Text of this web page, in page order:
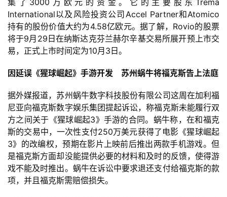
游
茶
原
创
戏
业
界
手
机
游
戏
集了3000万欧元的资金。它的主要股东Trema
International以及风险投资公司Accel Partner和Atomico
持有的股份价值大约为4.58亿欧元。据了解，Rovio的股票
将于9月29日在纳斯达克芬兰赫尔辛基交易所展开预上市交
易，正式上市时间定为10月3日。
因延误《猩球崛起》手游开发    苏州蜗牛将福克斯告上法庭
据外媒报道，苏州蜗牛数字科技股份有限公司这周在加利福
尼亚向福克斯数字娱乐集团提起诉讼，称福克斯未能履行双
方之间关于《猩球崛起3》手游的合同。蜗牛称，在和福克
斯的交易中，一次性支付250万美元获得了电影《猩球崛起
3》的改编权，预期在影片上映前后推出两款手机游戏。但
是福克斯方面却没能提供必要的材料和及时的反馈，使得游
戏不能及时推出。蜗牛在诉讼中要求退还支付给福克斯的款
项，并且福克斯需赔偿损失。